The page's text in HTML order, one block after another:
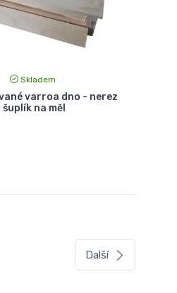
Skladem
varroa dno - nerez
na měl
Další